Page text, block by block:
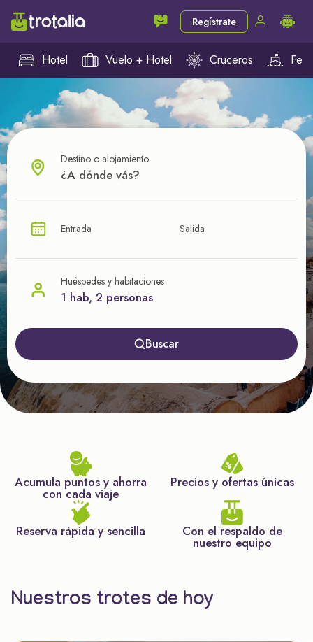
Regístrate
Hotel Vuelo + Hotel Cruceros
¿CUÁL VA A SER TU PRÓXIMO TROTE?
nuestras ofertas
Destino o alojamiento
Entrada Salida
Huéspedes y habitaciones
1 hab, 2 personas
Buscar
Acumula puntos y ahorra
con cada viaje
Precios y ofertas únicas
Reserva rápida y sencilla Con el respaldo de
nuestro equipo
Nuestros trotes de hoy